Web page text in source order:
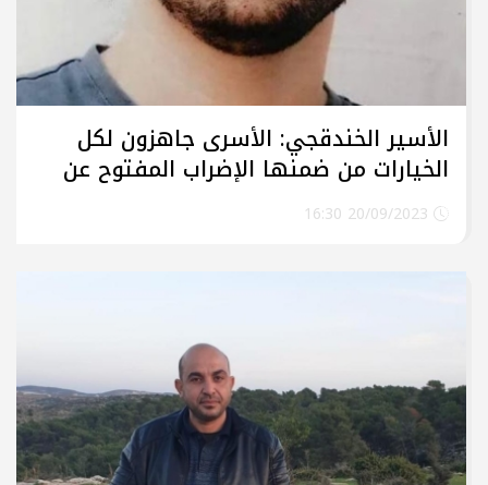
الأسير الخندقجي: الأسرى جاهزون لكل
الخيارات من ضمنها الإضراب المفتوح عن
الطعام